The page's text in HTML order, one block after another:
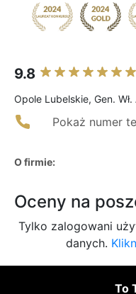
9.8
Opole Lubelskie, Gen.
Pokaż numer
O firmie:
Oceny na
Tylko zalogowani
danych.
To